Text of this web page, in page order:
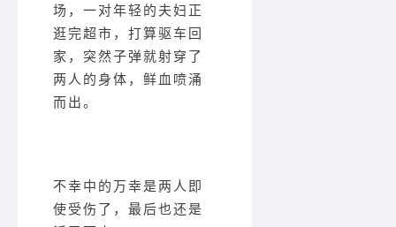
场，一对年轻的夫妇正
逛完超市，打算驱车回
家，突然子弹就射穿了
两人的身体，鲜血喷涌
而出。
不幸中的万幸是两人即
使受伤了，最后也还是